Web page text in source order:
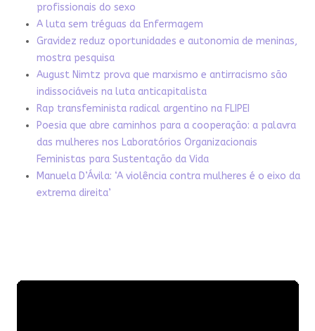
profissionais do sexo
A luta sem tréguas da Enfermagem
Gravidez reduz oportunidades e autonomia de meninas,
mostra pesquisa
August Nimtz prova que marxismo e antirracismo são
indissociáveis na luta anticapitalista
Rap transfeminista radical argentino na FLIPEI
Poesia que abre caminhos para a cooperação: a palavra
das mulheres nos Laboratórios Organizacionais
Feministas para Sustentação da Vida
Manuela D’Ávila: ‘A violência contra mulheres é o eixo da
extrema direita’